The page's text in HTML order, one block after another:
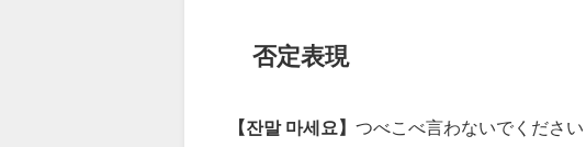
否定表現
【잔말 마세요】 つべこべ言わないでください